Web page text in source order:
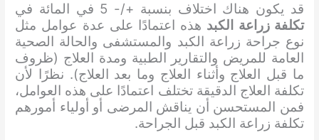
قد يكون هناك اختلاف بنسبة +/- 5 في المائة في
تكلفة زراعة الكبد هذه اعتمادًا على عدة عوامل مثل
نوع جراحة زراعة الكبد والمستشفى والحالة الصحية
العامة للمريض والتقارير الطبية ومدة العلاج (ظروف
ما قبل العلاج وأثناء العلاج وما بعد العلاج). نظرًا لأن
تكلفة العلاج الدقيقة تختلف اعتمادًا على هذه العوامل،
فمن المستحسن أن يناقش المرضى أو أولياء أمورهم
تكلفة زراعة الكبد قبل الجراحة.